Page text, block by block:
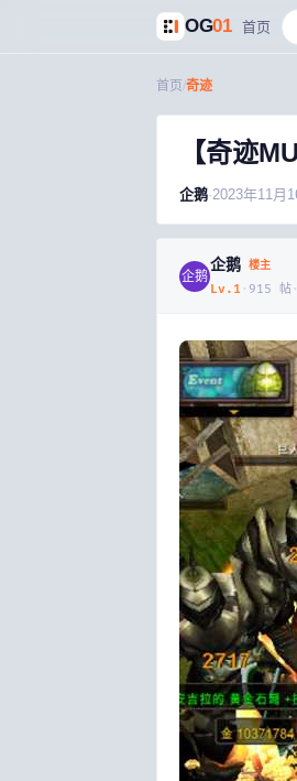
OG01 首页
首页 奇迹
【奇迹
企鹅·2023年11月
企鹅
企鹅 楼主
Lv. 1 · 915 帖 ·